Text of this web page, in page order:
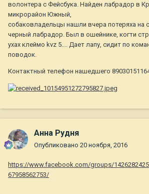
волонтера с Фейсбука. Найден лабрадор в
микрорайон Южный,
собаковладельцы нашли вчера потеряха на
черный лабрадор. Был в ошейнике, когти
ухах клеймо kvz 5.... Дает лапу, сидит по
поводок.
Контактный телефон нашедшего
Анна Рудня
Опубликовано 20 ноября, 2016
https://www.facebook.com/groups/
67958562753/